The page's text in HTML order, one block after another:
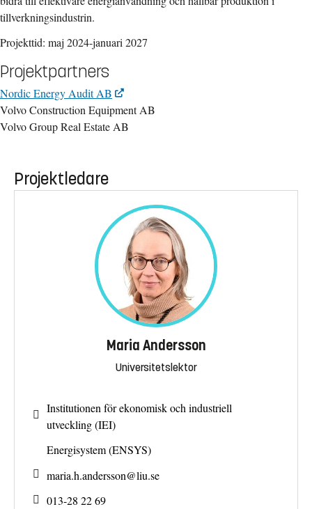
tillverkningsindustrin.
Projekttid: maj 2024-januari 2027
Projektpartners
Nordic Energy Audit AB
Volvo Construction Equipment AB
Volvo Group Real Estate AB
Projektledare
Maria Andersson
Universitetslektor
Institutionen för ekonomisk och industriell
utveckling (IEI)
Energisystem (ENSYS)
maria.h.andersson@liu.se
013-28 22 69